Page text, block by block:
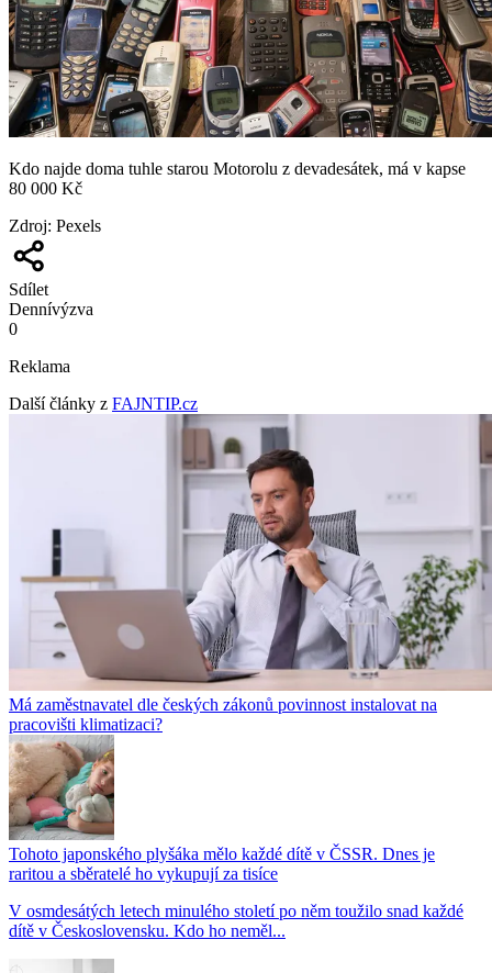
Kdo najde doma tuhle starou Motorolu z devadesátek, má v kapse
80 000 Kč
Zdroj: Pexels
Sdílet
Dennívýzva
0
Reklama
Další články z FAJNTIP.cz
Má zaměstnavatel dle českých zákonů povinnost instalovat na
pracovišti klimatizaci?
Tohoto japonského plyšáka mělo každé dítě v ČSSR. Dnes je
raritou a sběratelé ho vykupují za tisíce
V osmdesátých letech minulého století po něm toužilo snad každé
dítě v Československu. Kdo ho neměl...